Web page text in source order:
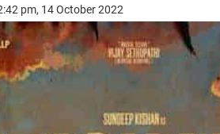
pm, 14 October 2022